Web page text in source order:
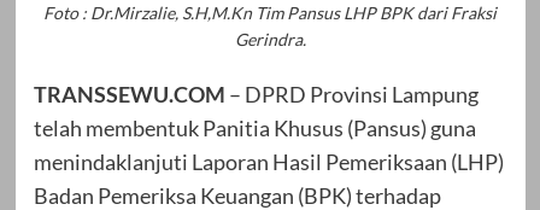
Foto : Dr.Mirzalie, S.H,M.Kn Tim Pansus LHP BPK dari Fraksi
Gerindra.
TRANSSEWU.COM – DPRD Provinsi Lampung
telah membentuk Panitia Khusus (Pansus) guna
menindaklanjuti Laporan Hasil Pemeriksaan (LHP)
Badan Pemeriksa Keuangan (BPK) terhadap